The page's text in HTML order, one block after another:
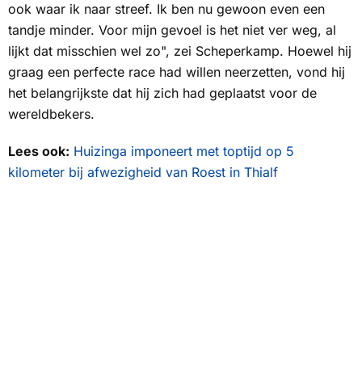
ook waar ik naar streef. Ik ben nu gewoon even een
tandje minder. Voor mijn gevoel is het niet ver weg, al
lijkt dat misschien wel zo", zei Scheperkamp. Hoewel hij
graag een perfecte race had willen neerzetten, vond hij
het belangrijkste dat hij zich had geplaatst voor de
wereldbekers.
Lees ook: Huizinga imponeert met toptijd op 5
kilometer bij afwezigheid van Roest in Thialf